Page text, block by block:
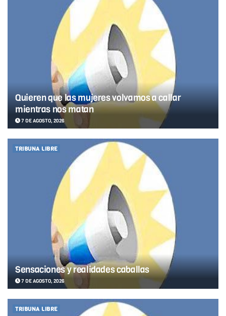
Quieren que las mujeres volvamos a callar
mientras nos matan
7 DE AGOSTO, 2026
TRIBUNA LIBRE
Sensaciones y realidades caballas
7 DE AGOSTO, 2026
TRIBUNA LIBRE